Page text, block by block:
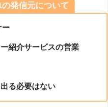
発信元について
ー
紹介サービスの営業
る必要はない